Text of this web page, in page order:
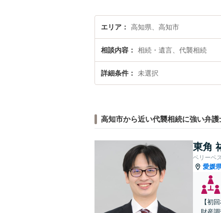
エリア 高知県、高知市
相談内容 相続・遺言、代襲相続
詳細条件 未選択
高知市から近い代襲相続に強い弁護
東角
ベリーベ
愛媛
【初
財産